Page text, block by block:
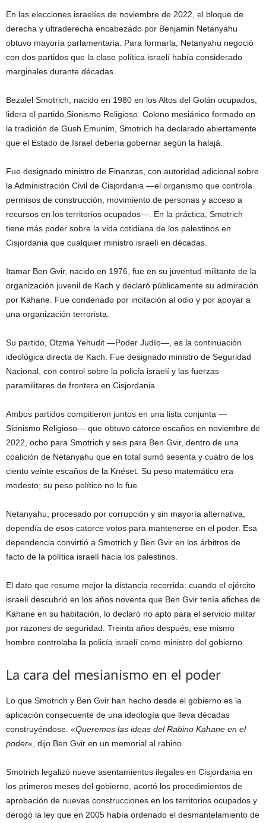
En las elecciones israelíes de noviembre de 2022, el bloque de
derecha y ultraderecha encabezado por Benjamin Netanyahu
obtuvo mayoría parlamentaria. Para formarla, Netanyahu negoció
con dos partidos que la clase política israelí había considerado
marginales durante décadas.
Bezalel Smotrich, nacido en 1980 en los Altos del Golán ocupados,
lidera el partido Sionismo Religioso. Colono mesiánico formado en
la tradición de Gush Emunim, Smotrich ha declarado abiertamente
que el Estado de Israel debería gobernar según la halajá.
Fue designado ministro de Finanzas, con autoridad adicional sobre
la Administración Civil de Cisjordania —el organismo que controla
permisos de construcción, movimiento de personas y acceso a
recursos en los territorios ocupados—. En la práctica, Smotrich
tiene más poder sobre la vida cotidiana de los palestinos en
Cisjordania que cualquier ministro israelí en décadas.
Itamar Ben Gvir, nacido en 1976, fue en su juventud militante de la
organización juvenil de Kach y declaró públicamente su admiración
por Kahane. Fue condenado por incitación al odio y por apoyar a
una organización terrorista.
Su partido, Otzma Yehudit —Poder Judío—, es la continuación
ideológica directa de Kach. Fue designado ministro de Seguridad
Nacional, con control sobre la policía israelí y las fuerzas
paramilitares de frontera en Cisjordania.
Ambos partidos compitieron juntos en una lista conjunta —
Sionismo Religioso— que obtuvo catorce escaños en noviembre de
2022, ocho para Smotrich y seis para Ben Gvir, dentro de una
coalición de Netanyahu que en total sumó sesenta y cuatro de los
ciento veinte escaños de la Knéset. Su peso matemático era
modesto; su peso político no lo fue.
Netanyahu, procesado por corrupción y sin mayoría alternativa,
dependía de esos catorce votos para mantenerse en el poder. Esa
dependencia convirtió a Smotrich y Ben Gvir en los árbitros de
facto de la política israelí hacia los palestinos.
El dato que resume mejor la distancia recorrida: cuando el ejército
israelí descubrió en los años noventa que Ben Gvir tenía afiches de
Kahane en su habitación, lo declaró no apto para el servicio militar
por razones de seguridad. Treinta años después, ese mismo
hombre controlaba la policía israelí como ministro del gobierno.
La cara del mesianismo en el poder
Lo que Smotrich y Ben Gvir han hecho desde el gobierno es la
aplicación consecuente de una ideología que lleva décadas
construyéndose. «Queremos las ideas del Rabino Kahane en el
poder«, dijo Ben Gvir en un memorial al rabino
Smotrich legalizó nueve asentamientos ilegales en Cisjordania en
los primeros meses del gobierno, acortó los procedimientos de
aprobación de nuevas construcciones en los territorios ocupados y
derogó la ley que en 2005 había ordenado el desmantelamiento de